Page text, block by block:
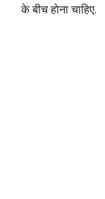
के बीच होना चाहिए.